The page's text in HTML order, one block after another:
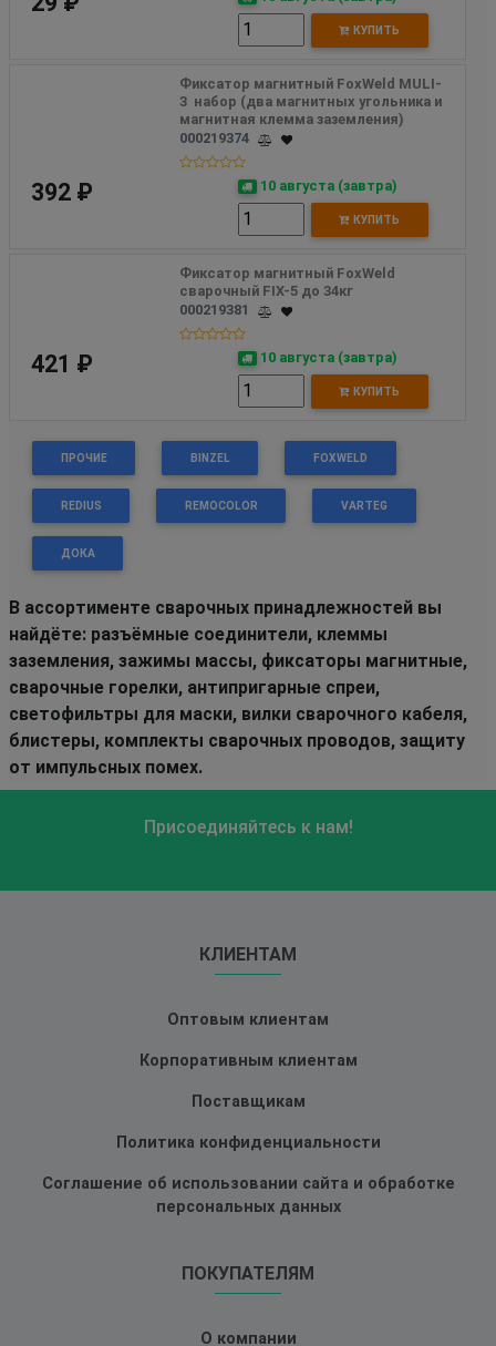
КУПИТЬ
Фиксатор магнитный FoxWeld MULI-
3  набор (два магнитных угольника и
магнитная клемма заземления)
000219374
392 ₽ 10 августа (завтра)
КУПИТЬ
Фиксатор магнитный FoxWeld
сварочный FIX-5 до 34кг
000219381
421 ₽ 10 августа (завтра)
КУПИТЬ
ПРОЧИЕ BINZEL FOXWELD
REDIUS REMOCOLOR VARTEG
ДОКА
В ассортименте сварочных принадлежностей вы
найдёте: разъёмные соединители, клеммы
заземления, зажимы массы, фиксаторы магнитные,
сварочные горелки, антипригарные спреи,
светофильтры для маски, вилки сварочного кабеля,
блистеры, комплекты сварочных проводов, защиту
от импульсных помех.
Присоединяйтесь к нам!
КЛИЕНТАМ
Оптовым клиентам
Корпоративным клиентам
Поставщикам
Политика конфиденциальности
Соглашение об использовании сайта и обработке
персональных данных
ПОКУПАТЕЛЯМ
О компании